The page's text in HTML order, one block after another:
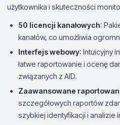
użytkownika i skuteczności
50 licencji kanałowych:
kanałów, co umożliwia
Interfejs webowy: Intuicyjny
łatwe raportowanie i ocenę
związanych z AID.
Zaawansowane
szczegółowych raportów
szybkiej identyfikacji i analizie